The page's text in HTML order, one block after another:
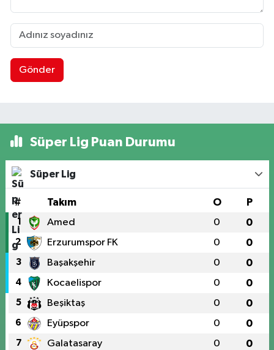
Gönder
Süper Lig Puan Durumu
Süper Lig
# Takım O P
1 Amed 0 0
2 Erzurumspor FK 0 0
3 Başakşehir 0 0
4 Kocaelispor 0 0
5 Beşiktaş 0 0
6 Eyüpspor 0 0
7 Galatasaray 0 0